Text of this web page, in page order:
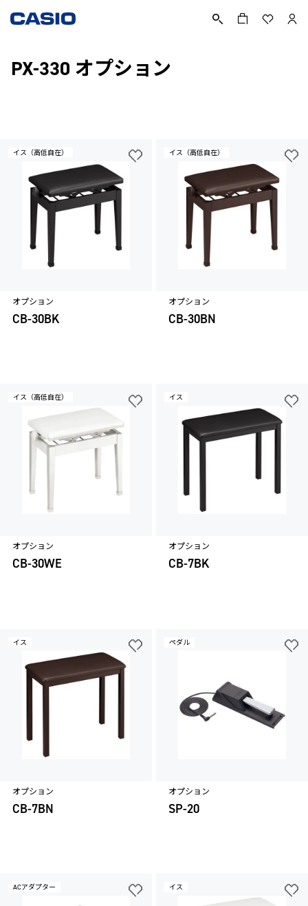
PX-330 オプション
イス（高低自在）
オプション
CB-30BK
イス（高低自在）
オプション
CB-30BN
イス（高低自在）
オプション
CB-30WE
イス
オプション
CB-7BK
イス
オプション
CB-7BN
ペダル
オプション
SP-20
ACアダプター イス